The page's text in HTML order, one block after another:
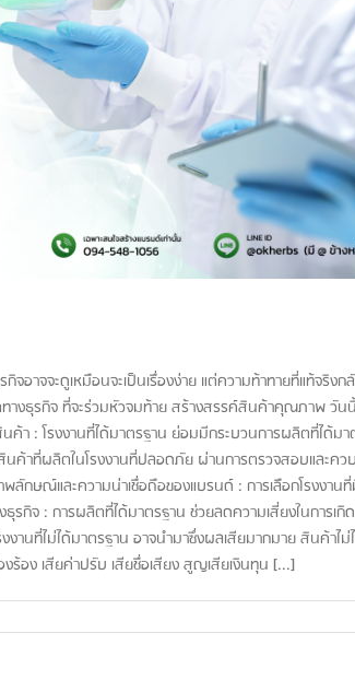
อาจจะดูเหมือนจะเป็นเรื่องง่าย แต่ความท้าทายที่แท้จริง
างธุรกิจ ที่จะร่วมหัวจมท้าย สร้างสรรค์สินค้าคุณภาพ วัน
ค้า : โรงงานที่ได้มาตรฐาน ย่อมมีกระบวนการผลิตที่ได้
ที่ผลิตในโรงงานที่ปลอดภัย ผ่านการตรวจสอบและค
กษณ์และความน่าเชื่อถือของแบรนด์ : การเลือกโรงงา
จ : การผลิตที่ได้มาตรฐาน ช่วยลดความเสี่ยงในการเกิ
านที่ไม่ได้มาตรฐาน อาจนำมาซึ่งผลเสียมากมาย สินค้า
อง เสียค่าปรับ เสียชื่อเสียง สูญเสียเงินทุน [...]